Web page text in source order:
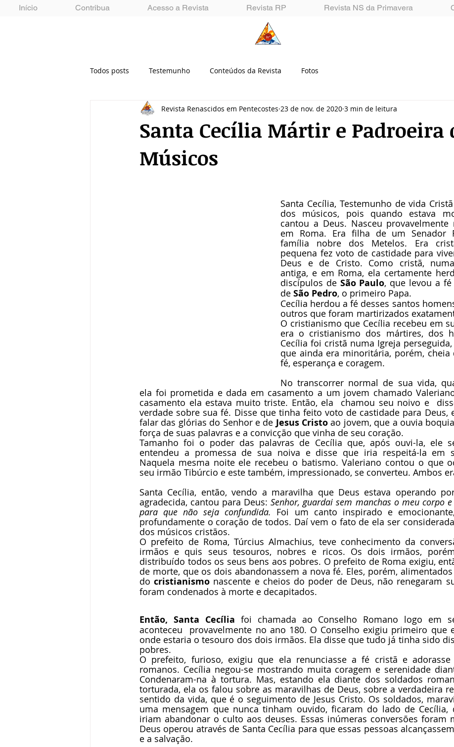
Início Contribua Acesso a Revista Revista RP Revista NS da Primavera
Todos posts Testemunho Conteúdos da Revista Fotos
Santa Cecília Mártir e Padroeira
Músicos
Revista Renascidos em Pentecostes 23 de nov. de 2020 3 min de leitura
Santa Cecília, Testemunho de vida
dos músicos, pois quando estava
cantou a Deus. Nasceu provavelmente
em Roma. Era filha de um Senador
família nobre dos Metelos. Era
pequena fez voto de castidade para
Deus e de Cristo. Como cristã,
antiga, e em Roma, ela certamente
discípulos de São Paulo, que levou a fé
de São Pedro, o primeiro Papa.
Cecília herdou a fé desses santos
outros que foram martirizados
O cristianismo que Cecília recebeu em
era o cristianismo dos mártires, dos
Cecília foi cristã numa Igreja
que ainda era minoritária, porém, cheia
fé, esperança e coragem.
No transcorrer normal de sua vida,
ela foi prometida e dada em casamento a um jovem chamado
casamento ela estava muito triste. Então, ela  chamou seu noivo e
verdade sobre sua fé. Disse que tinha feito voto de castidade para Deus,
falar das glórias do Senhor e de Jesus Cristo ao jovem, que a ouvia
força de suas palavras e a convicção que vinha de seu coração.
Tamanho foi o poder das palavras de Cecília que, após ouvi-la, ele
entendeu a promessa de sua noiva e disse que iria respeitá-la em
Naquela mesma noite ele recebeu o batismo. Valeriano contou o que
seu irmão Tibúrcio e este também, impressionado, se converteu. Ambos
Santa Cecília, então, vendo a maravilha que Deus estava operando
agradecida, cantou para Deus: Senhor, guardai sem manchas o meu corpo
para que não seja confundida. Foi um canto inspirado e
profundamente o coração de todos. Daí vem o fato de ela ser
dos músicos cristãos.
O prefeito de Roma, Túrcius Almachius, teve conhecimento da
irmãos e quis seus tesouros, nobres e ricos. Os dois irmãos,
distribuído todos os seus bens aos pobres. O prefeito de Roma exigiu,
de morte, que os dois abandonassem a nova fé. Eles, porém,
do cristianismo nascente e cheios do poder de Deus, não renegaram
foram condenados à morte e decapitados.
Então, Santa Cecília foi chamada ao Conselho Romano logo em
aconteceu  provavelmente no ano 180. O Conselho exigiu primeiro que
onde estaria o tesouro dos dois irmãos. Ela disse que tudo já tinha sido
pobres.
O prefeito, furioso, exigiu que ela renunciasse a fé cristã e adorasse
romanos. Cecília negou-se mostrando muita coragem e serenidade
Condenaram-na à tortura. Mas, estando ela diante dos soldados
torturada, ela os falou sobre as maravilhas de Deus, sobre a verdadeira
sentido da vida, que é o seguimento de Jesus Cristo. Os soldados,
uma mensagem que nunca tinham ouvido, ficaram do lado de Cecília,
iriam abandonar o culto aos deuses. Essas inúmeras conversões foram
Deus operou através de Santa Cecília para que essas pessoas
e a salvação.